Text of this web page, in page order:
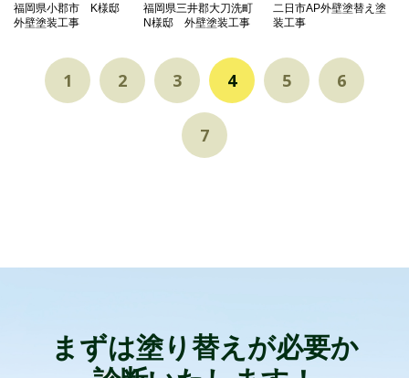
福岡県小郡市 K様邸
外壁塗装工事
福岡県三井郡大刀洗町
N様邸 外壁塗装工事
二日市AP外壁塗替え塗
装工事
1 2 3 4 5 6
7
まずは塗り替えが必要か